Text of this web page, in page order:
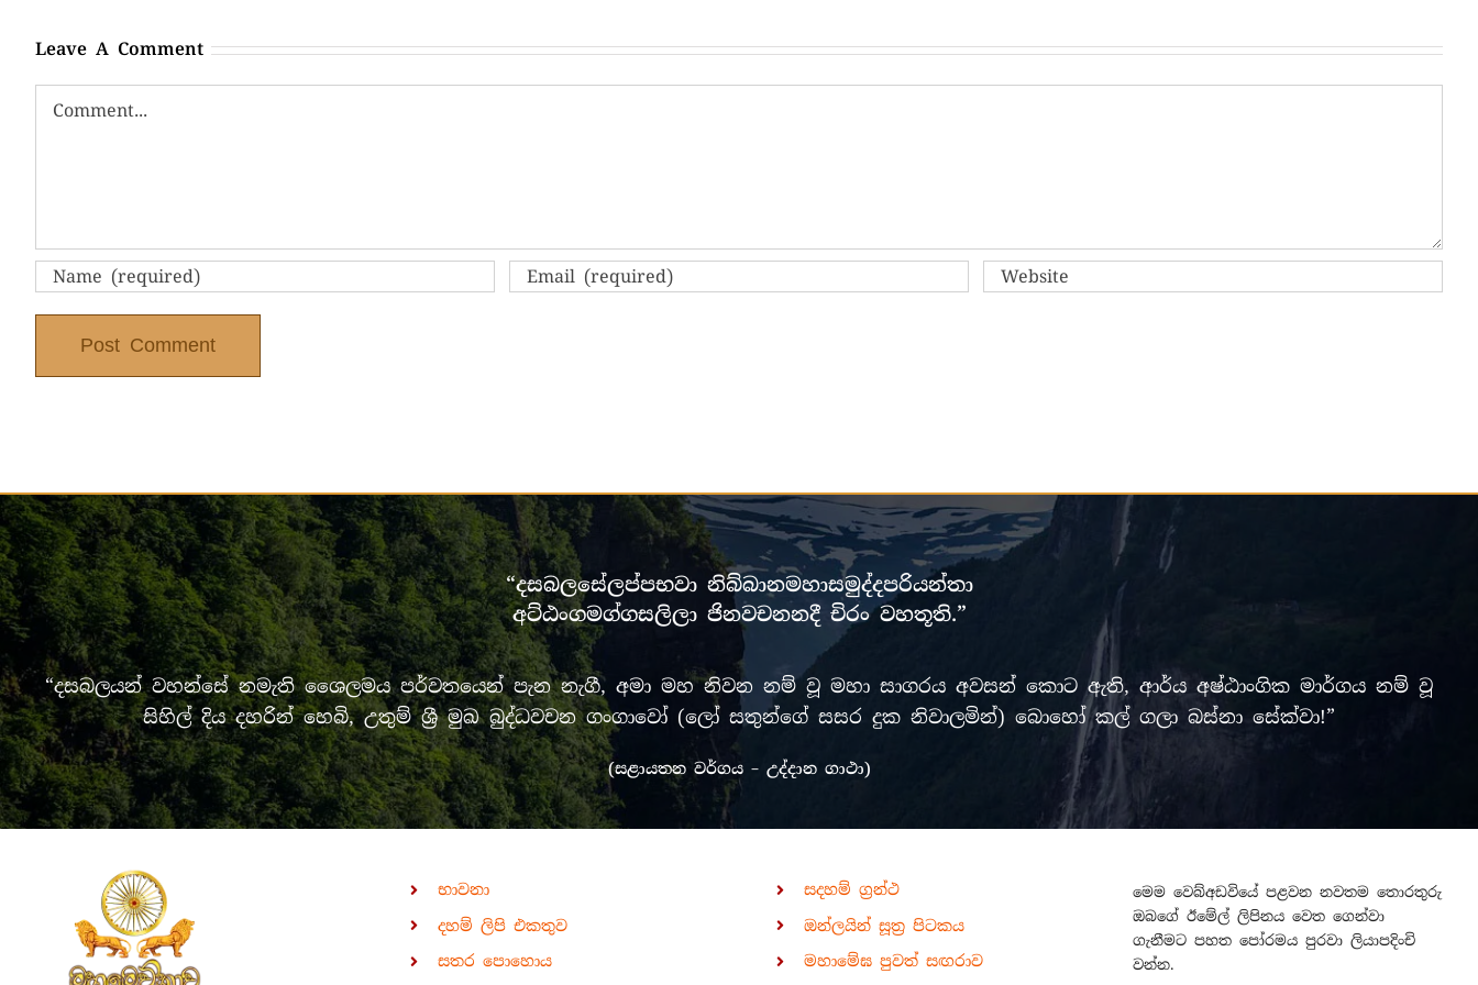
Leave A Comment
Comment
“දසබලසේලප්පභවා නිබ්බානමහාසමුද්දපරියන්තා
අට්ඨංගමග්ගසලිලා ජිනවචනනදී චිරං වහතූති.”
“දසබලයන් වහන්සේ නමැති ශෛලමය පර්වතයෙන් පැන නැගී, අමා මහ නිවන නම් වූ මහා සාගරය අවසන් කොට ඇති, ආර්ය අෂ්ඨාංගික මාර්ගය නම් වූ
සිහිල් දිය දහරින් හෙබි, උතුම් ශ්‍රී මුඛ බුද්ධවචන ගංගාවෝ (ලෝ සතුන්ගේ සසර දුක නිවාලමින්) බොහෝ කල් ගලා බස්නා සේක්වා!”
(සළායතන වර්ගය – උද්දාන ගාථා)
භාවනා
දහම් ලිපි එකතුව
සතර පොහොය
සදහම් ග්‍රන්ථ
ඔන්ලයින් සූත්‍ර පිටකය
මහාමේඝ පුවත් සඟරාව
මෙම වෙබ්අඩවියේ පළවන නවතම තොරතුරු
ඔබගේ ඊමේල් ලිපිනය වෙත ගෙන්වා
ගැනීමට පහත පෝරමය පුරවා ලියාපදිංචි
වන්න.